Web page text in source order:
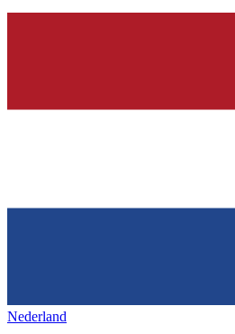
Nederland